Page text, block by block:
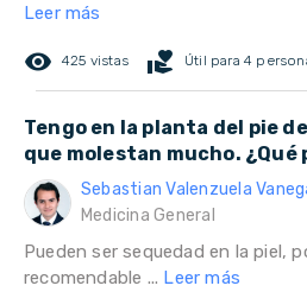
Leer más
remove_red_eye 425 vistas volunteer_activism Útil para 4
Tengo en la planta del pie
que molestan mucho. ¿Qué
Sebastian Valenzuela
Medicina General
Pueden ser sequedad en la piel,
recomendable ... Leer más